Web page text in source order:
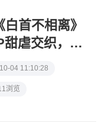
首不相离》
虐交织，血
致拉扯
04 11:10:28
浏览